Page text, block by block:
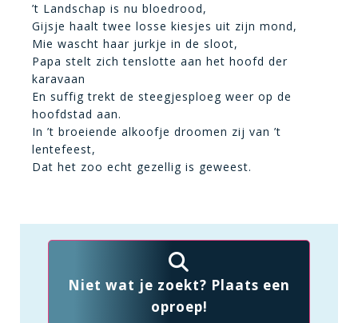
’t Landschap is nu bloedrood,
Gijsje haalt twee losse kiesjes uit zijn mond,
Mie wascht haar jurkje in de sloot,
Papa stelt zich tenslotte aan het hoofd der
karavaan
En suffig trekt de steegjesploeg weer op de
hoofdstad aan.
In ’t broeiende alkoofje droomen zij van ’t
lentefeest,
Dat het zoo echt gezellig is geweest.
Niet wat je zoekt? Plaats een
oproep!